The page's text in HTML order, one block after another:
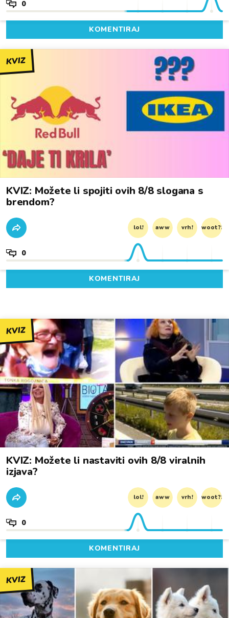
0
KOMENTIRAJ
KVIZ
KVIZ: Možete li spojiti ovih 8/8 slogana s
brendom?
lol! aww vrh! woot?!
0
KOMENTIRAJ
KVIZ
KVIZ: Možete li nastaviti ovih 8/8 viralnih
izjava?
lol! aww vrh! woot?!
0
KOMENTIRAJ
KVIZ